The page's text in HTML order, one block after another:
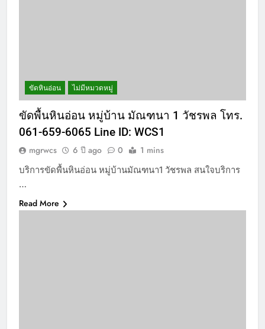
ขัดหินอ่อน ไม่มีหมวดหมู่
ขัดพื้นหินอ่อน หมู่บ้าน มัณฑนา 1 วัชรพล โทร.
061-659-6065 Line ID: WCS1
mgrwcs 6 ปี ago 0 1 mins
บริการขัดพื้นหินอ่อน หมู่บ้านมัณฑนา1 วัชรพล สนใจบริการ
…
Read More